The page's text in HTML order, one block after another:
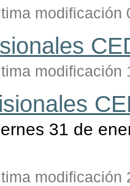
modificación
modificación
31 de
modificación